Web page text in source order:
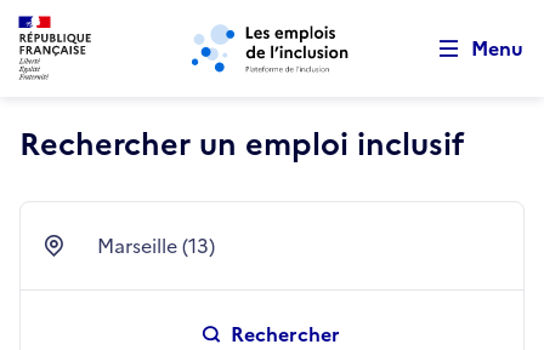
Aller au menu principal Aller au contenu principal
Menu
Rechercher un emploi inclusif
Ville Marseille (13)
Rechercher
Retour au début de la page
Panneau de gestion des cookies